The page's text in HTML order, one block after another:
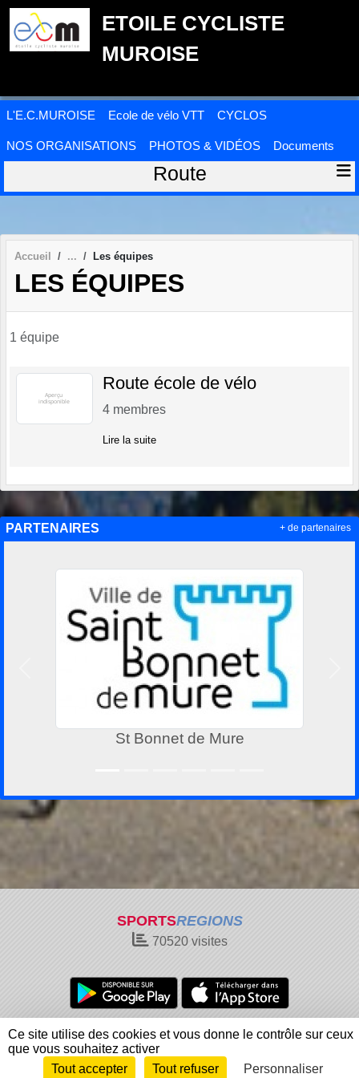
ETOILE CYCLISTE
MUROISE
L'E.C.MUROISE Ecole de vélo VTT CYCLOS
NOS ORGANISATIONS PHOTOS & VIDÉOS Documents
Route
Accueil Les équipes
LES ÉQUIPES
1 équipe
Route école de vélo
4 membres
Lire la suite
PARTENAIRES
St Bonnet de Mure
+ de partenaires
SPORTSREGIONS
70520visites
Charte cookies
Gestion des cookies
Informations légales
Signaler un contenu inapproprié
Envie de participer ?
Connexion
Panneau de gestion des cookies
Ce site utilise des cookies et vous donne le contrôle sur ceux
que vous souhaitez activer
Tout accepter
Tout refuser Personnaliser